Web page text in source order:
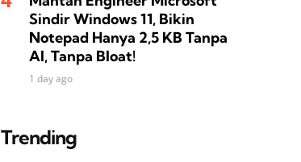
Sindir Windows 11, Bikin
Notepad Hanya 2,5 KB Tanpa
AI, Tanpa Bloat!
1 day ago
Trending